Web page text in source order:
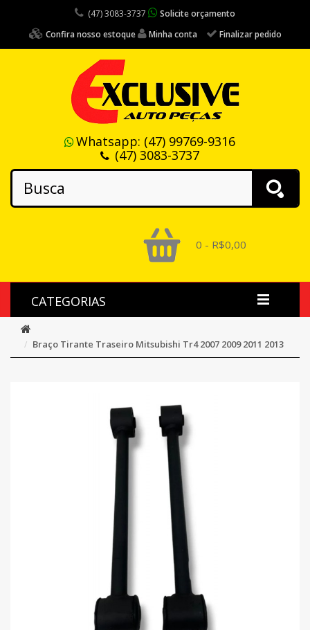
(47) 3083-3737
Solicite orçamento
Confira nosso estoque
Minha conta Finalizar pedido
Whatsapp: (47) 99769-9316
(47) 3083-3737
0 - R$0,00
CATEGORIAS
Braço Tirante Traseiro Mitsubishi Tr4 2007 2009 2011 2013